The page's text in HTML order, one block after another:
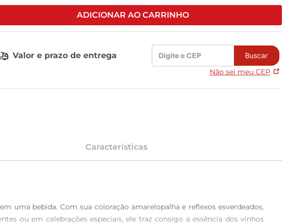
ADICIONAR AO CARRINHO
Valor e prazo de entrega Buscar
Não sei meu CEP
Características
uma bebida. Com sua coloração amarelopalha e reflexos esverdeados,
ou em celebrações especiais, ele traz consigo a essência dos vinhos